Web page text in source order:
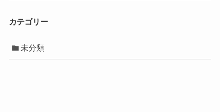
カテゴリー
未分類